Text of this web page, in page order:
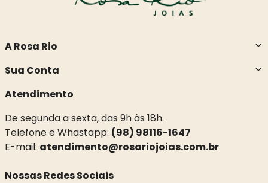
A Rosa Rio
Sua Conta
Atendimento
De segunda a sexta, das 9h às 18h.
Telefone e Whastapp: (98) 98116-1647
E-mail: atendimento@rosariojoias.com.br
Nossas Redes Sociais